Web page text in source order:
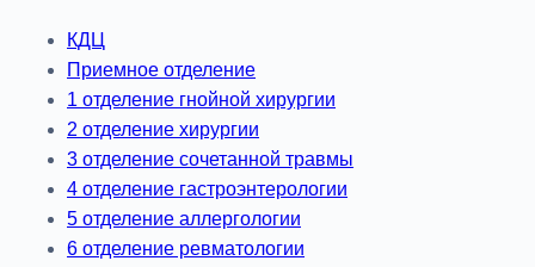
КДЦ
Приемное отделение
1 отделение гнойной хирургии
2 отделение хирургии
3 отделение сочетанной травмы
4 отделение гастроэнтерологии
5 отделение аллергологии
6 отделение ревматологии